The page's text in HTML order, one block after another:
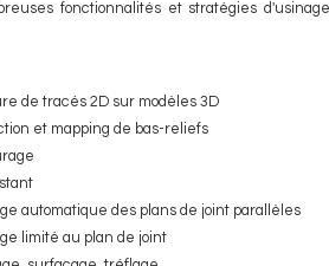
fonctionnalités et stratégies
de tracés 2D sur modèles 3D
et mapping de bas-reliefs
automatique des plans de joint parallèles
limité au plan de joint